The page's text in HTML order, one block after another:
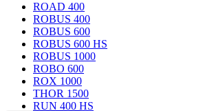
ROAD 400
ROBUS 400
ROBUS 600
ROBUS 600 HS
ROBUS 1000
ROBO 600
ROX 1000
THOR 1500
RUN 400 HS